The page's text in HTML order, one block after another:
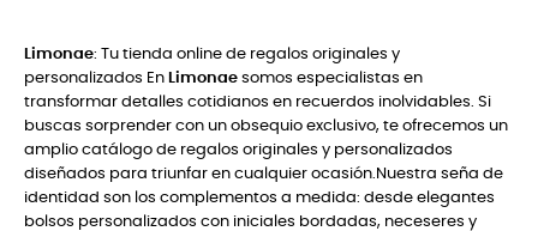
Limonae: Tu tienda online de regalos originales y
personalizados En Limonae somos especialistas en
transformar detalles cotidianos en recuerdos inolvidables. Si
buscas sorprender con un obsequio exclusivo, te ofrecemos un
amplio catálogo de regalos originales y personalizados
diseñados para triunfar en cualquier ocasión.Nuestra seña de
identidad son los complementos a medida: desde elegantes
bolsos personalizados con iniciales bordadas, neceseres y